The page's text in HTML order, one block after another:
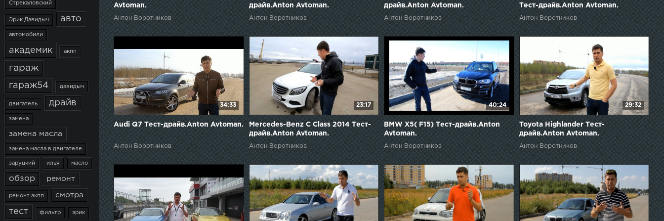
Стрекаловский
Эрик Давидыч авто
автомобили
академик акпп
гараж
гараж54 давидыч
двигатель драйв
замена
замена масла
замена масла в двигателе
заруцкий илья масло
обзор ремонт
ремонт акпп смотра
тест фильтр эрик
Avtoman.
Антон Воротников
драйв.Anton Avtoman.
Антон Воротников
драйв.Anton Avtoman.
Антон Воротников
Тест-драйв.Anton Avtoman.
Антон Воротников
34:33
Audi Q7 Тест-драйв.Anton Avtoman.
Антон Воротников
23:17
Mercedes-Benz C Сlass 2014 Тест-
драйв.Anton Avtoman.
Антон Воротников
40:24
BMW X5( F15) Тест-драйв.Anton
Avtoman.
Антон Воротников
29:32
Toyota Highlander Тест-
драйв.Anton Avtoman.
Антон Воротников